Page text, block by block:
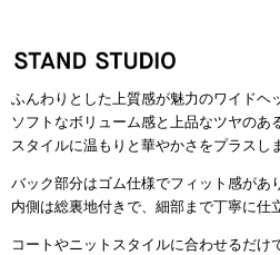
ふんわりとした上質感が魅力のワイドヘ
ソフトなボリューム感と上品なツヤのあ
スタイルに温もりと華やかさをプラスし
バック部分はゴム仕様でフィット感があ
内側は総裏地付きで、細部まで丁寧に仕
コートやニットスタイルに合わせるだけ